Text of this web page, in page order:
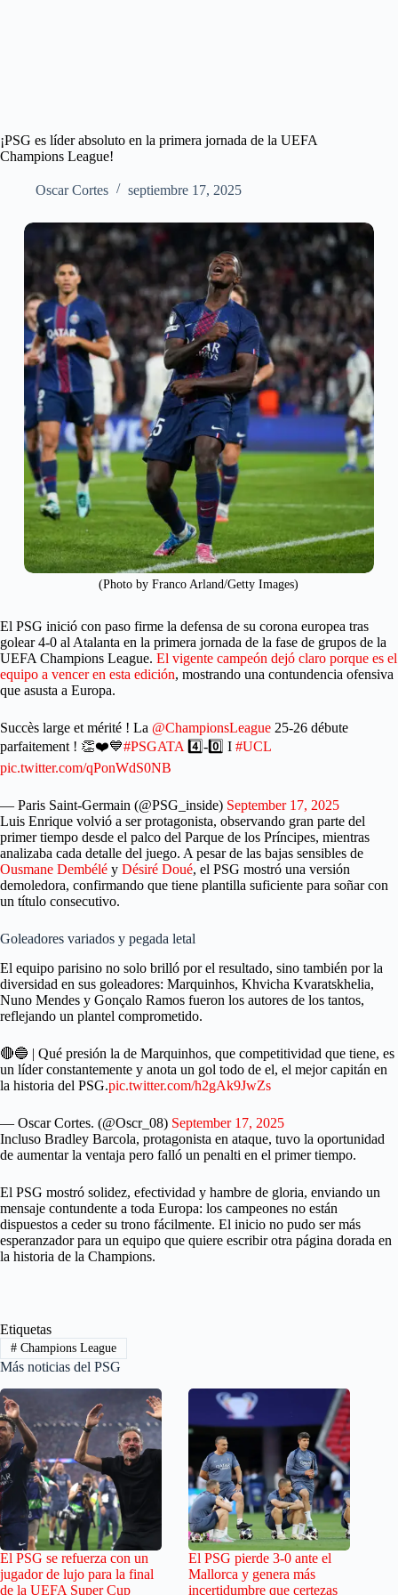
¡PSG es líder absoluto en la primera jornada de la UEFA
Champions League!
Oscar Cortes septiembre 17, 2025
(Photo by Franco Arland/Getty Images)
El PSG inició con paso firme la defensa de su corona europea tras
golear 4-0 al Atalanta en la primera jornada de la fase de grupos de la
UEFA Champions League. El vigente campeón dejó claro porque es el
equipo a vencer en esta edición, mostrando una contundencia ofensiva
que asusta a Europa.
Succès large et mérité ! La @ChampionsLeague 25-26 débute
parfaitement ! 👏❤️💙#PSGATA 4️⃣-0️⃣ I #UCL
pic.twitter.com/qPonWdS0NB
— Paris Saint-Germain (@PSG_inside) September 17, 2025
Luis Enrique volvió a ser protagonista, observando gran parte del
primer tiempo desde el palco del Parque de los Príncipes, mientras
analizaba cada detalle del juego. A pesar de las bajas sensibles de
Ousmane Dembélé y Désiré Doué, el PSG mostró una versión
demoledora, confirmando que tiene plantilla suficiente para soñar con
un título consecutivo.
Goleadores variados y pegada letal
El equipo parisino no solo brilló por el resultado, sino también por la
diversidad en sus goleadores: Marquinhos, Khvicha Kvaratskhelia,
Nuno Mendes y Gonçalo Ramos fueron los autores de los tantos,
reflejando un plantel comprometido.
🔴🔵 | Qué presión la de Marquinhos, que competitividad que tiene, es
un líder constantemente y anota un gol todo de el, el mejor capitán en
la historia del PSG.pic.twitter.com/h2gAk9JwZs
— Oscar Cortes. (@Oscr_08) September 17, 2025
Incluso Bradley Barcola, protagonista en ataque, tuvo la oportunidad
de aumentar la ventaja pero falló un penalti en el primer tiempo.
El PSG mostró solidez, efectividad y hambre de gloria, enviando un
mensaje contundente a toda Europa: los campeones no están
dispuestos a ceder su trono fácilmente. El inicio no pudo ser más
esperanzador para un equipo que quiere escribir otra página dorada en
la historia de la Champions.
Etiquetas
#Champions League
Más noticias del PSG
El PSG se refuerza con un
jugador de lujo para la final
de la UEFA Super Cup
El PSG pierde 3-0 ante el
Mallorca y genera más
incertidumbre que certezas